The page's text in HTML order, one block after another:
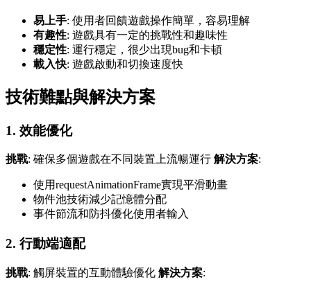
易上手: 使用者回饋遊戲操作簡單，容易理解
有趣性: 遊戲具有一定的挑戰性和趣味性
穩定性: 運行穩定，很少出現bug和卡頓
載入快: 遊戲啟動和切換速度快
技術難點與解決方案
1. 效能優化
挑戰: 確保多個遊戲在不同裝置上流暢運行 解決方案:
使用requestAnimationFrame實現平滑動畫
物件池技術減少記憶體分配
事件節流和防抖優化使用者輸入
2. 行動端適配
挑戰: 觸屏裝置的互動體驗優化 解決方案: